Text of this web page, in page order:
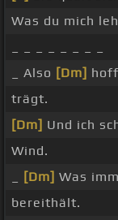
Was du mich
_ Also [Dm]
trägt.
[Dm] Und ich
Wind.
[Dm] Was
bereithält.